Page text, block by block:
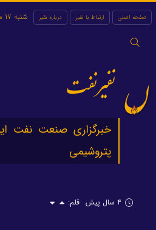
صفحه اصلی ارتباط با نفیر درباره نفیر
جستجو
شنبه 17 مرداد 1405
نفیرنفت
خبرگزاری صنعت نفت
پتروشیمی
۴ سال پیش قلم: